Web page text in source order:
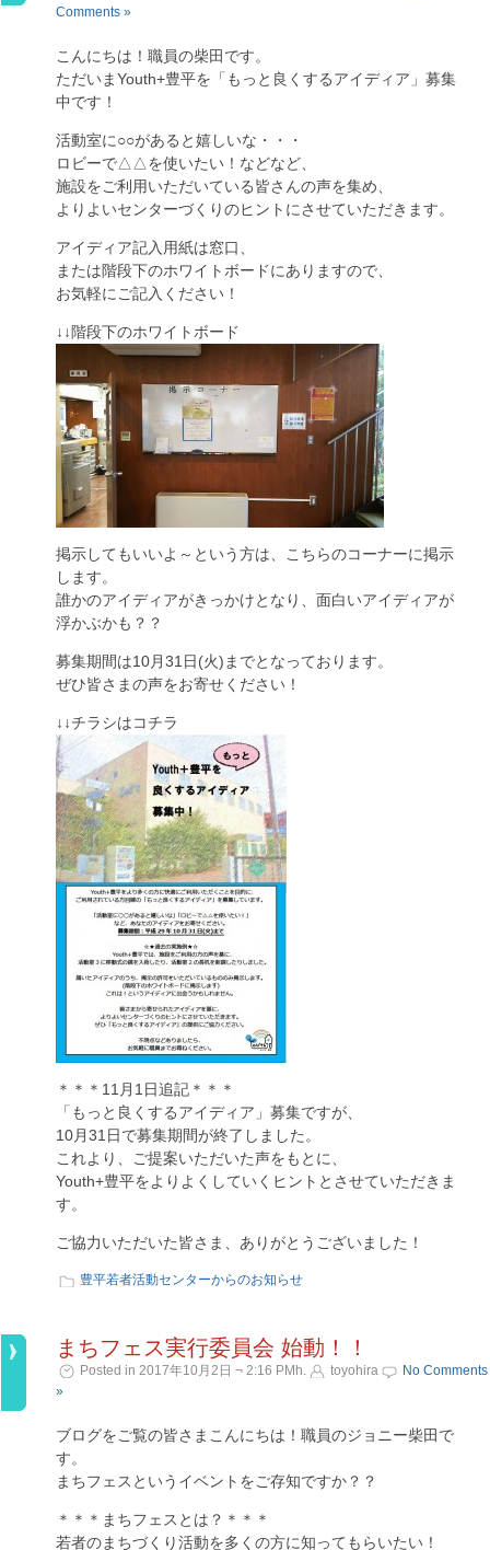
Comments »
こんにちは！職員の柴田です。
ただいまYouth+豊平を「もっと良くするアイディア」募集
中です！
活動室に○○があると嬉しいな・・・
ロビーで△△を使いたい！などなど、
施設をご利用いただいている皆さんの声を集め、
よりよいセンターづくりのヒントにさせていただきます。
アイディア記入用紙は窓口、
または階段下のホワイトボードにありますので、
お気軽にご記入ください！
↓↓階段下のホワイトボード
掲示してもいいよ～という方は、こちらのコーナーに掲示
します。
誰かのアイディアがきっかけとなり、面白いアイディアが
浮かぶかも？？
募集期間は10月31日(火)までとなっております。
ぜひ皆さまの声をお寄せください！
↓↓チラシはコチラ
＊＊＊11月1日追記＊＊＊
「もっと良くするアイディア」募集ですが、
10月31日で募集期間が終了しました。
これより、ご提案いただいた声をもとに、
Youth+豊平をよりよくしていくヒントとさせていただきま
す。
ご協力いただいた皆さま、ありがとうございました！
豊平若者活動センターからのお知らせ
まちフェス実行委員会 始動！！
Posted in 2017年10月2日 ¬ 2:16 PMh. toyohira
No Comments
»
ブログをご覧の皆さまこんにちは！職員のジョニー柴田で
す。
まちフェスというイベントをご存知ですか？？
＊＊＊まちフェスとは？＊＊＊
若者のまちづくり活動を多くの方に知ってもらいたい！